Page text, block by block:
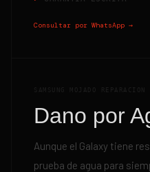
Consultar por WhatsApp →
SAMSUNG MOJADO REPARACION
Dano por
Aunque el Galaxy tiene
prueba de agua para